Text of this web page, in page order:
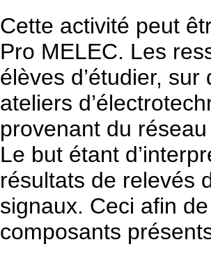
Cette activité peut
Pro MELEC. Les
élèves d’étudier,
ateliers
provenant du
Le but étant
résultats de relevés
signaux. Ceci afin
composants